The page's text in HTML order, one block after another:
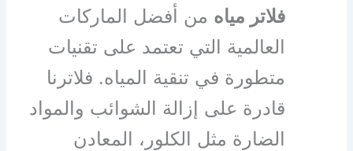
فلاتر مياه من أفضل الماركات
العالمية التي تعتمد على تقنيات
متطورة في تنقية المياه. فلاترنا
قادرة على إزالة الشوائب والمواد
الضارة مثل الكلور، المعادن